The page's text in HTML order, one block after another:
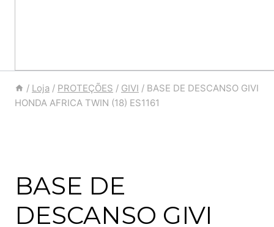
/ Loja / PROTEÇÕES / GIVI / BASE DE DESCANSO GIVI
HONDA AFRICA TWIN (18) ES1161
BASE DE
DESCANSO GIVI